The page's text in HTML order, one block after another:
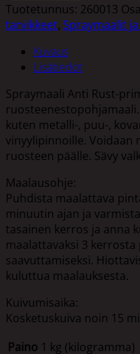
Tuotetunnus: 260013
tarvikkeet, Spraymaalit
Kuvaus
Lisätiedot
Spraymaali Anti Rust-
kuten metalli-, puu-,
vinyylipinnoille. Voidaan
ruosteen päälle. Sävy
Maalausohje:
Puhdista maalattava
minuutin ajan ja
tasainen kerros ja anna
maalattavaksi 3
saavuttamiseksi.
kuluttua maalauksesta.
Kuivumisaika:
Kosketuskuiva noin 15
Paino 1 kg (kilogramma)